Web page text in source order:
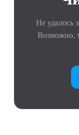
Не удалось
Возможно,